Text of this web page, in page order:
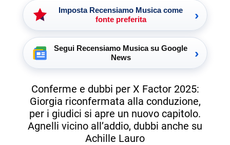
Imposta Recensiamo Musica come
fonte preferita
›
Segui Recensiamo Musica su Google
News
›
Conferme e dubbi per X Factor 2025:
Giorgia riconfermata alla conduzione,
per i giudici si apre un nuovo capitolo.
Agnelli vicino all’addio, dubbi anche su
Achille Lauro